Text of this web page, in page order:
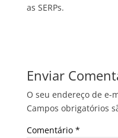
as SERPs.
Enviar
O seu endereço de e-
Campos obrigatórios
Comentário *